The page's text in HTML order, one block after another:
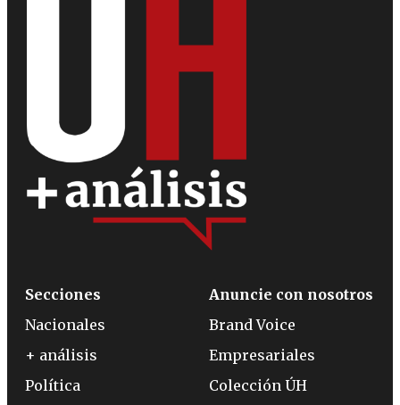
Secciones
Nacionales
+ análisis
Política
Anuncie con nosotros
Brand Voice
Empresariales
Colección ÚH